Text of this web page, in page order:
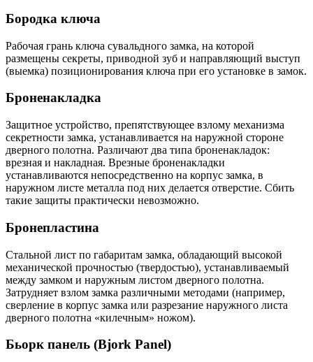
Бородка ключа
Рабочая грань ключа сувальдного замка, на которой
размещены секреты, приводной зуб и направляющий выступ
(выемка) позиционирования ключа при его установке в замок.
Броненакладка
Защитное устройство, препятствующее взлому механизма
секретности замка, устанавливается на наружной стороне
дверного полотна. Различают два типа броненакладок:
врезная и накладная. Врезные броненакладки
устанавливаются непосредственно на корпус замка, в
наружном листе металла под них делается отверстие. Сбить
такие защиты практически невозможно.
Бронепластина
Стальной лист по габаритам замка, обладающий высокой
механической прочностью (твердостью), устанавливаемый
между замком и наружным листом дверного полотна.
Затрудняет взлом замка различными методами (например,
сверление в корпус замка или разрезание наружного листа
дверного полотна «килечным» ножом).
Бьорк панель (Bjork Panel)